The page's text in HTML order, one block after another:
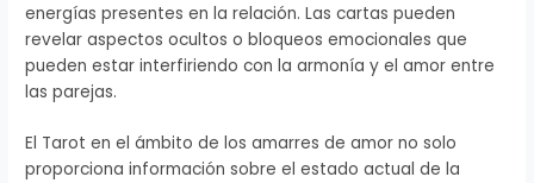
energías presentes en la relación. Las cartas pueden
revelar aspectos ocultos o bloqueos emocionales que
pueden estar interfiriendo con la armonía y el amor entre
las parejas.
El Tarot en el ámbito de los amarres de amor no solo
proporciona información sobre el estado actual de la